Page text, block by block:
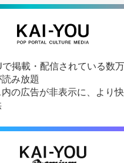
で掲載・配信されている数
み放題
の広告が非表示に、より